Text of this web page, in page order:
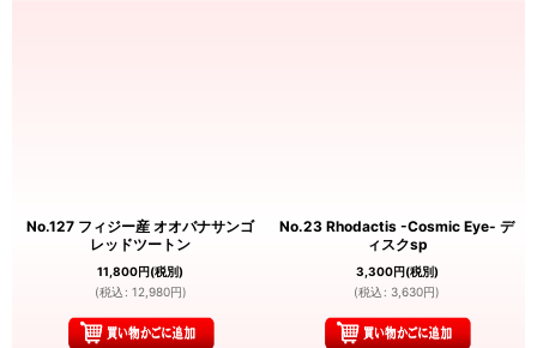
No.127 フィジー産 オオバナサンゴ
レッドツートン
11,800円(税別)
(税込 : 12,980円)
No.23 Rhodactis -Cosmic Eye- デ
ィスクsp
3,300円(税別)
(税込 : 3,630円)